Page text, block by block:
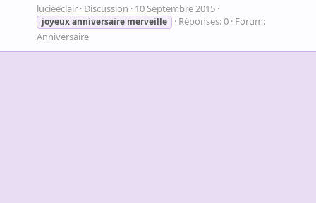
lucieeclair Discussion 10 Septembre 2015
joyeuxanniversaire merveille Réponses: 0 Forum:
Anniversaire